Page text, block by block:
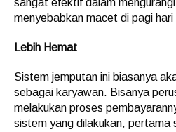
sangat efektif dalam
menyebabkan macet di pagi hari
Lebih Hemat
Sistem jemputan ini biasanya
sebagai karyawan. Bisanya
melakukan proses
sistem yang dilakukan, pertama